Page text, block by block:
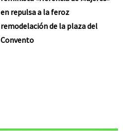
en repulsa a la feroz
remodelación de la plaza del
Convento